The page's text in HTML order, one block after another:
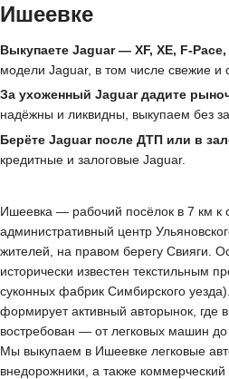
Ишеевке
Выкупаете Jaguar — XF, XE, F-Pace,
модели Jaguar, в том числе свежие и
За ухоженный Jaguar дадите
надёжны и ликвидны, выкупаем без
Берёте Jaguar после ДТП или в
кредитные и залоговые Jaguar.
Ишеевка — рабочий посёлок в 7 км к
административный центр
жителей, на правом берегу Свияги.
исторически известен текстильным
суконных фабрик Симбирского
формирует активный авторынок, где
востребован — от легковых машин до
Мы выкупаем в Ишеевке легковые
внедорожники, а также